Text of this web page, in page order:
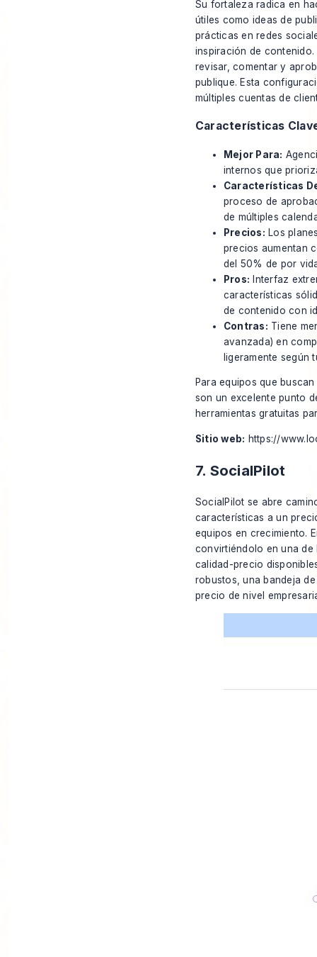
Su fortaleza radica en
útiles como ideas de
prácticas en redes
inspiración de
revisar, comentar y
publique. Esta
múltiples cuentas de
Características
Mejor Para:
internos que
Características
proceso de
de múltiples
Precios: Los
precios aumentan
del 50% de por
Pros: Interfaz
características
de contenido con
Contras: Tiene
avanzada) en
ligeramente según
Para equipos que
son un excelente punto
herramientas gratuitas
Sitio web: https://
7. SocialPilot
SocialPilot se abre
características a un
equipos en crecimiento.
convirtiéndolo en una
calidad-precio
robustos, una bandeja
precio de nivel